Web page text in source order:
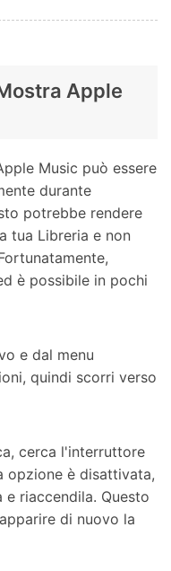
Apple
Music può essere
durante
potrebbe rendere
tua Libreria e non
è possibile in pochi
e dal menu
quindi scorri verso
cerca l'interruttore
opzione è disattivata,
riaccendila. Questo
di nuovo la